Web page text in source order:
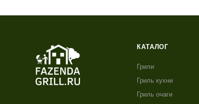
КАТАЛОГ
Грили
Гриль кухни
Гриль очаги